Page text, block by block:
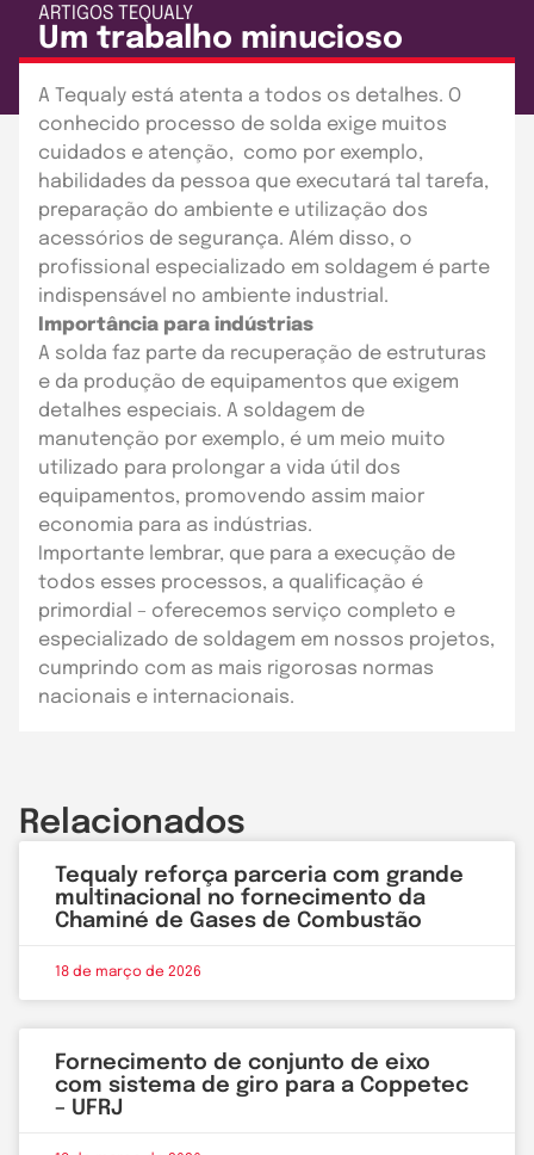
ARTIGOS TEQUALY
Um trabalho minucioso
Publicado em: 27 de outubro de 2021
A Tequaly está atenta a todos os detalhes. O
conhecido processo de solda exige muitos
cuidados e atenção, como por exemplo,
habilidades da pessoa que executará tal tarefa,
preparação do ambiente e utilização dos
acessórios de segurança. Além disso, o
profissional especializado em soldagem é parte
indispensável no ambiente industrial.
mportância para indústrias
A solda faz parte da recuperação de estruturas
e da produção de equipamentos que exigem
detalhes especiais. A soldagem de
manutenção por exemplo, é um meio muito
utilizado para prolongar a vida útil dos
equipamentos, promovendo assim maior
economia para as indústrias.
Importante lembrar, que para a execução de
todos esses processos, a qualificação é
primordial – oferecemos serviço completo e
especializado de soldagem em nossos projetos,
cumprindo com as mais rigorosas normas
nacionais e internacionais.
Relacionados
Tequaly reforça parceria com grande
multinacional no fornecimento da
Chaminé de Gases de Combustão
18 de março de 2026
Fornecimento de conjunto de eixo
com sistema de giro para a Coppetec
– UFRJ